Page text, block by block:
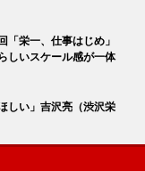
「栄一、仕事はじめ」
しいスケール感が一体
しい」吉沢亮（渋沢栄